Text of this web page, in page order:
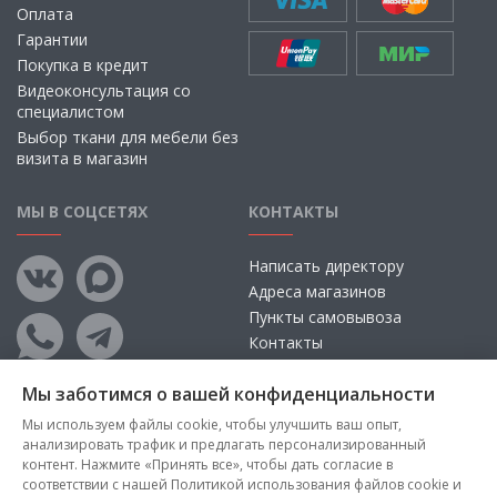
Оплата
Гарантии
Покупка в кредит
Видеоконсультация со
специалистом
Выбор ткани для мебели без
визита в магазин
МЫ В СОЦСЕТЯХ КОНТАКТЫ
Написать директору
Адреса магазинов
Пункты самовывоза
Контакты
Мы заботимся о вашей конфиденциальности
Мы используем файлы cookie, чтобы улучшить ваш опыт,
анализировать трафик и предлагать персонализированный
контент. Нажмите «Принять все», чтобы дать согласие в
соответствии с нашей Политикой использования файлов cookie и